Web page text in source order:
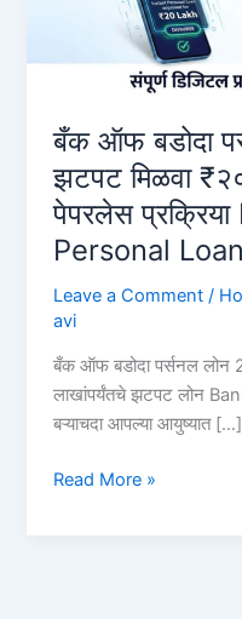
बँक ऑफ बडोदा
झटपट मिळवा
पेपरलेस
Personal Loan
Leave a Comment /
avi
बँक ऑफ बडोदा पर्सनल लोन
लाखांपर्यंतचे झटपट लोन
बऱ्याचदा आपल्या आयुष्यात […]
बँक
Read More »